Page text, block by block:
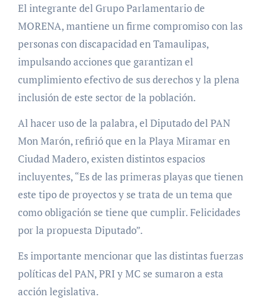
El integrante del Grupo Parlamentario de
MORENA, mantiene un firme compromiso con las
personas con discapacidad en Tamaulipas,
impulsando acciones que garantizan el
cumplimiento efectivo de sus derechos y la plena
inclusión de este sector de la población.
Al hacer uso de la palabra, el Diputado del PAN
Mon Marón, refirió que en la Playa Miramar en
Ciudad Madero, existen distintos espacios
incluyentes, “Es de las primeras playas que tienen
este tipo de proyectos y se trata de un tema que
como obligación se tiene que cumplir. Felicidades
por la propuesta Diputado”.
Es importante mencionar que las distintas fuerzas
políticas del PAN, PRI y MC se sumaron a esta
acción legislativa.